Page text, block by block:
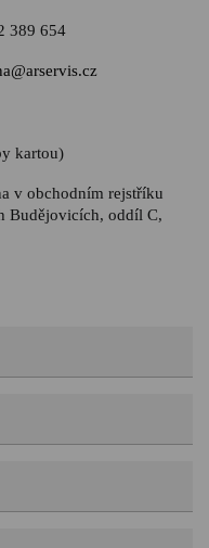
389 654
kartou)
v obchodním rejstříku
Budějovicích, oddíl C,